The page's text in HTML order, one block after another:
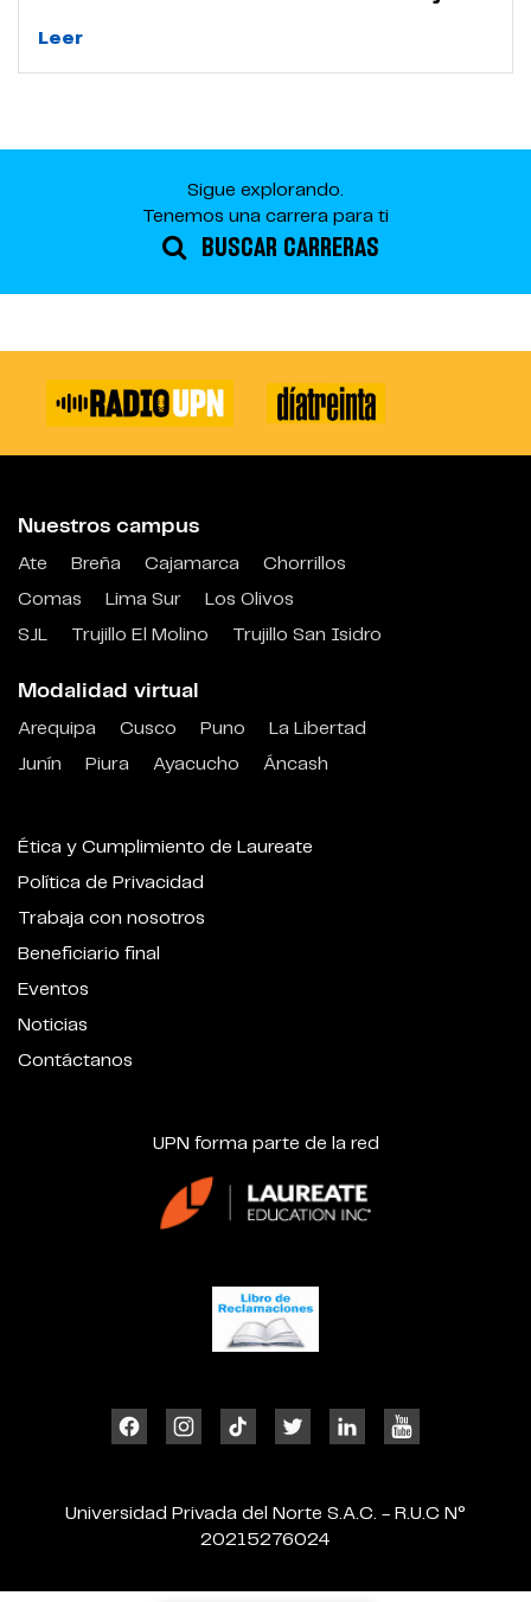
Leer
Sigue explorando.
Tenemos una carrera para ti
BUSCAR CARRERAS
Nuestros campus
Ate Breña Cajamarca
Chorrillos
Comas
Lima Sur
Los Olivos
SJL
Trujillo El Molino Trujillo San Isidro
Modalidad virtual
Arequipa Cusco Puno
La Libertad
Junín
Piura Ayacucho Áncash
Ética y Cumplimiento de Laureate
Política de Privacidad
Trabaja con nosotros
Beneficiario final
Eventos
Noticias
Contáctanos
UPN forma parte de la red
Universidad Privada del Norte S.A.C. - R.U.C N°
20215276024